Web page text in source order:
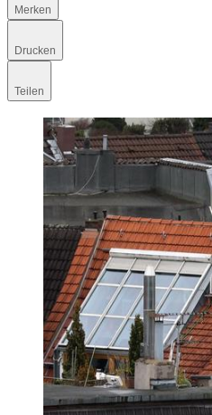
Merken
Drucken
Teilen